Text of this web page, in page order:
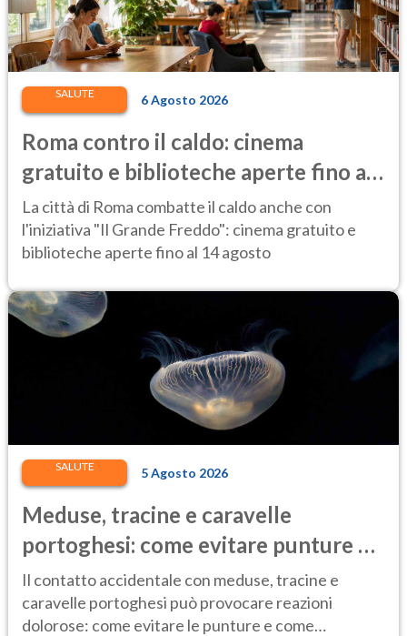
SALUTE 6 Agosto 2026
Roma contro il caldo: cinema
gratuito e biblioteche aperte fino al
14 agosto
La città di Roma combatte il caldo anche con
l'iniziativa "Il Grande Freddo": cinema gratuito e
biblioteche aperte fino al 14 agosto
SALUTE 5 Agosto 2026
Meduse, tracine e caravelle
portoghesi: come evitare punture e
cosa fare in caso di contatto
Il contatto accidentale con meduse, tracine e
caravelle portoghesi può provocare reazioni
dolorose: come evitare le punture e come